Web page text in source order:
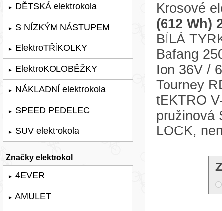
► DĚTSKÁ elektrokola
► S NÍZKÝM NÁSTUPEM
► ElektroTŘÍKOLKY
► ElektroKOLOBĚŽKY
► NÁKLADNÍ elektrokola
► SPEED PEDELEC
► SUV elektrokola
Značky elektrokol
► 4EVER
► AMULET
Krosové
(612 Wh)
BÍLÁ
Bafang
Ion 36V /
Tourney
tEKTRO
pružinová
LOCK,